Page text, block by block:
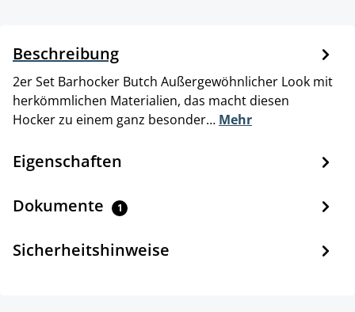
Beschreibung
2er Set Barhocker Butch Außergewöhnlicher Look mit
herkömmlichen Materialien, das macht diesen
Hocker zu einem ganz besonder… Mehr
Eigenschaften
Dokumente 1
Sicherheitshinweise